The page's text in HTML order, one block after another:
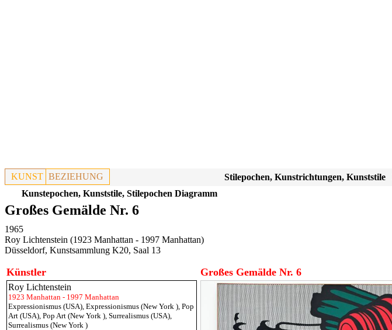
KUNST BEZIEHUNG
Stilepochen, Kunstrichtungen, Kunststile
Kunstepochen, Kunststile, Stilepochen Diagramm
Großes Gemälde Nr. 6
1965
Roy Lichtenstein (1923 Manhattan - 1997 Manhattan)
Düsseldorf, Kunstsammlung K20, Saal 13
Künstler
Roy Lichtenstein
1923 Manhattan - 1997 Manhattan
Expressionismus (USA), Expressionismus (New York ), Pop
Art (USA), Pop Art (New York ), Surrealismus (USA),
Surrealismus (New York )
Großes Gemälde Nr. 6